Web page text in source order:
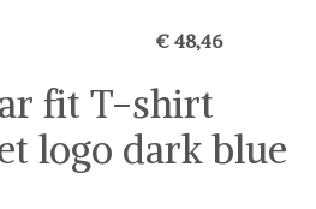
online shoppen.€ 48,46
fit T-shirt
logo dark blue